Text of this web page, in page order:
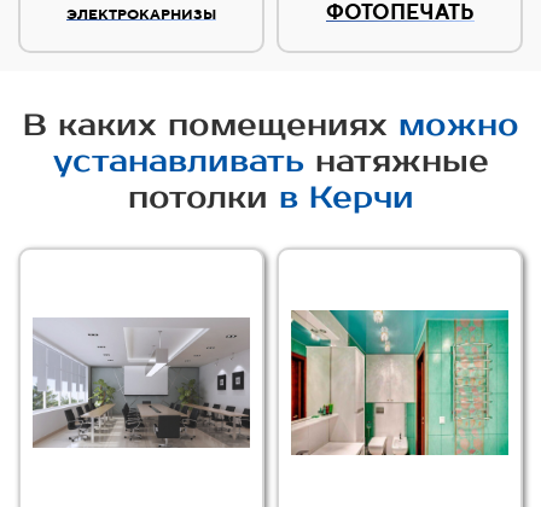
ЭЛЕКТРОКАРНИЗЫ ФОТОПЕЧАТЬ
В каких помещениях можно
устанавливать натяжные
потолки в Керчи